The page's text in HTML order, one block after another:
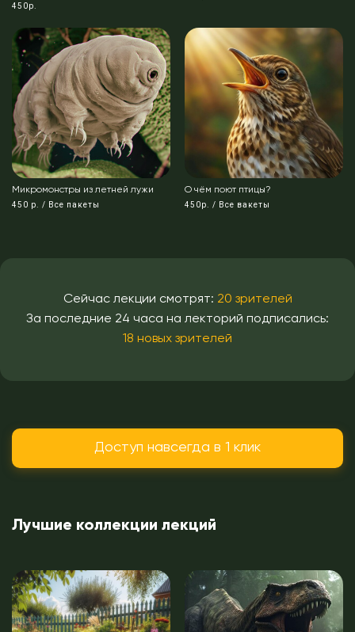
450р.
450 р. / Все пакеты
Микромонстры из летней лужи
450р. / Все вакеты
О чём поют птицы?
Сейчас лекции смотрят: 20 зрителей
За последние 24 часа на лекторий подписались:
18 новых зрителей
Доступ навсегда в 1 клик
Лучшие коллекции лекций